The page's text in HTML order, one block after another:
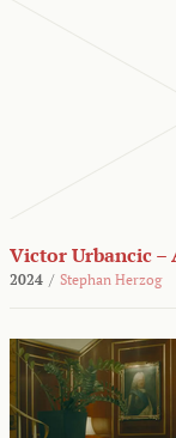
Victor Urbancic –
2024 / Stephan Herzog